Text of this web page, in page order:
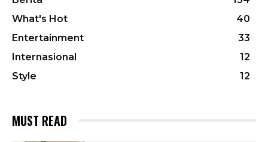
What's Hot
40
Entertainment
33
Internasional
12
Style
12
MUST READ